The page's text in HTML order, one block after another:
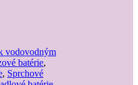
vodovodným
batérie,
, Sprchové